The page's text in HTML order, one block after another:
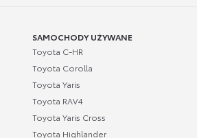
SAMOCHODY UŻYWANE
Toyota C-HR
Toyota Corolla
Toyota Yaris
Toyota RAV4
Toyota Yaris Cross
Toyota Highlander